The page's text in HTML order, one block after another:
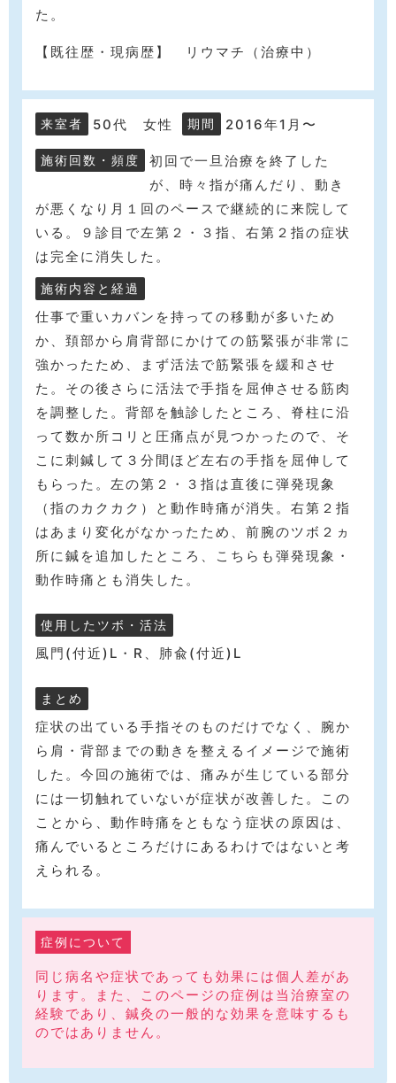
た。
【既往歴・現病歴】 リウマチ（治療中）
来室者 50代 女性 期間 2016年1月〜
施術回数・頻度
初回で一旦治療を終了した
が、時々指が痛んだり、動き
が悪くなり月１回のペースで継続的に来院して
いる。９診目で左第２・３指、右第２指の症状
は完全に消失した。
施術内容と経過
仕事で重いカバンを持っての移動が多いため
か、頚部から肩背部にかけての筋緊張が非常に
強かったため、まず活法で筋緊張を緩和させ
た。その後さらに活法で手指を屈伸させる筋肉
を調整した。背部を触診したところ、脊柱に沿
って数か所コリと圧痛点が見つかったので、そ
こに刺鍼して３分間ほど左右の手指を屈伸して
もらった。左の第２・３指は直後に弾発現象
（指のカクカク）と動作時痛が消失。右第２指
はあまり変化がなかったため、前腕のツボ２ヵ
所に鍼を追加したところ、こちらも弾発現象・
動作時痛とも消失した。
使用したツボ・活法
風門(付近)L・R、肺兪(付近)L
まとめ
症状の出ている手指そのものだけでなく、腕か
ら肩・背部までの動きを整えるイメージで施術
した。今回の施術では、痛みが生じている部分
には一切触れていないが症状が改善した。この
ことから、動作時痛をともなう症状の原因は、
痛んでいるところだけにあるわけではないと考
えられる。
症例について
同じ病名や症状であっても効果には個人差があ
ります。また、このページの症例は当治療室の
経験であり、鍼灸の一般的な効果を意味するも
のではありません。